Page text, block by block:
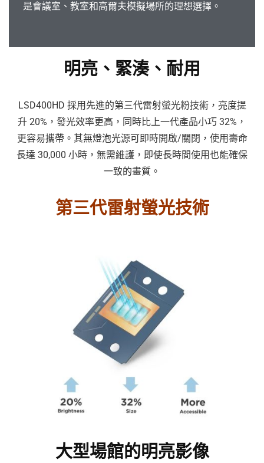
是會議室、教室和高爾夫模擬場所的理想選擇。
明亮、緊湊、耐用
LSD400HD 採用先進的第三代雷射螢光粉技術，亮度提
升 20%，發光效率更高，同時比上一代產品小巧 32%，
更容易攜帶。其無燈泡光源可即時開啟/關閉，使用壽命
長達 30,000 小時，無需維護，即使長時間使用也能確保
一致的畫質。
第三代雷射螢光技術
大型場館的明亮影像